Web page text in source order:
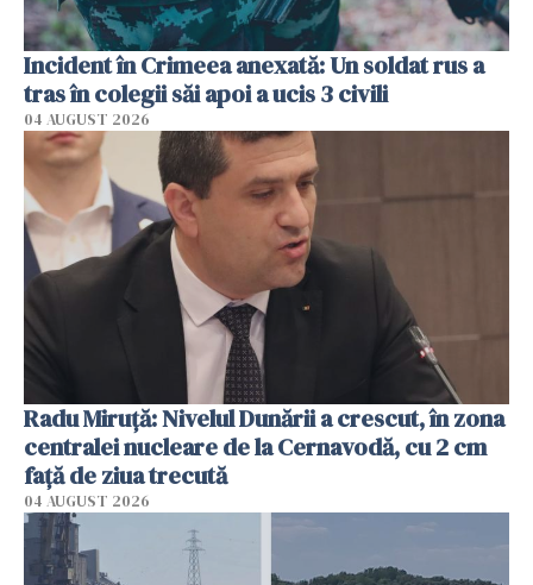
Incident în Crimeea anexată: Un soldat rus a
tras în colegii săi apoi a ucis 3 civili
04 AUGUST 2026
Radu Miruţă: Nivelul Dunării a crescut, în zona
centralei nucleare de la Cernavodă, cu 2 cm
faţă de ziua trecută
04 AUGUST 2026